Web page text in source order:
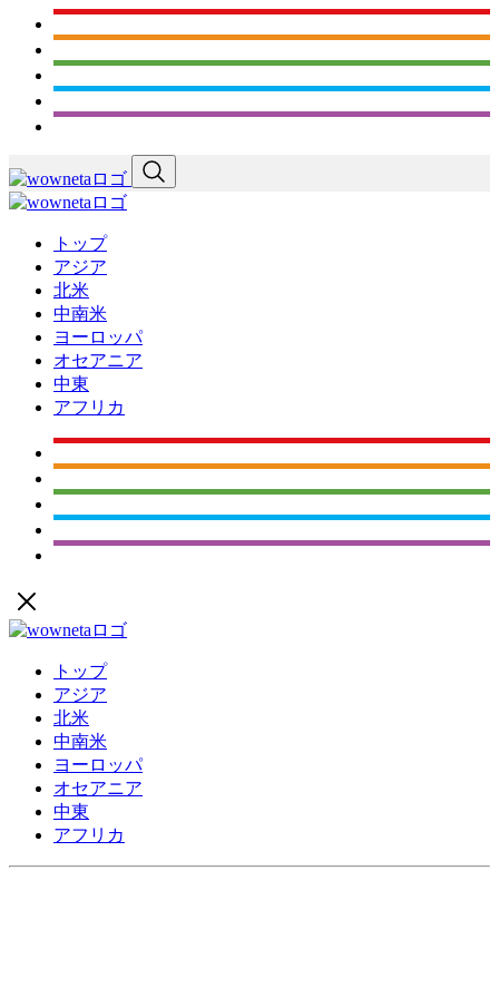
トップ
アジア
北米
中南米
ヨーロッパ
オセアニア
中東
アフリカ
トップ
アジア
北米
中南米
ヨーロッパ
オセアニア
中東
アフリカ